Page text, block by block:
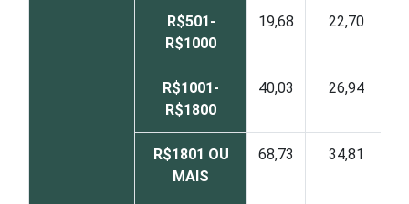
R$501-
R$1000
19,68 22,70
R$1001-
R$1800
40,03 26,94
R$1801 OU
MAIS
68,73 34,81